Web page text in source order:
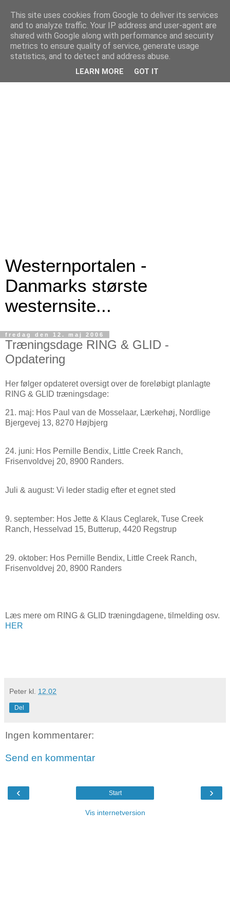
Westernportalen -
Danmarks største
westernsite...
fredag den 12. maj 2006
Træningsdage RING & GLID -
Opdatering
Her følger opdateret oversigt over de foreløbigt planlagte
RING & GLID træningsdage:
21. maj: Hos Paul van de Mosselaar, Lærkehøj, Nordlige
Bjergevej 13, 8270 Højbjerg
24. juni: Hos Pernille Bendix, Little Creek Ranch,
Frisenvoldvej 20, 8900 Randers.
Juli & august: Vi leder stadig efter et egnet sted
9. september: Hos Jette & Klaus Ceglarek, Tuse Creek
Ranch, Hesselvad 15, Butterup, 4420 Regstrup
29. oktober: Hos Pernille Bendix, Little Creek Ranch,
Frisenvoldvej 20, 8900 Randers
Læs mere om RING & GLID træningdagene, tilmelding osv.
HER
Peter kl. 12.02
Del
Ingen kommentarer:
Send en kommentar
‹ ›
Start
Vis internetversion
This site uses cookies from Google to deliver its services
and to analyze traffic. Your IP address and user-agent are
shared with Google along with performance and security
metrics to ensure quality of service, generate usage
statistics, and to detect and address abuse.
LEARN MORE GOT IT